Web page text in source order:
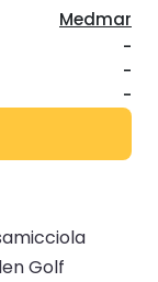
Medmar
-
-
-
Golf